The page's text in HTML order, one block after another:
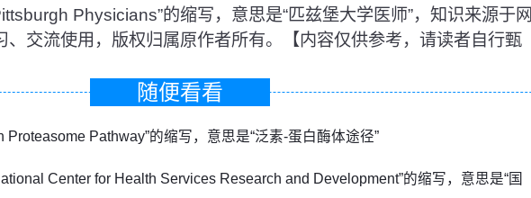
Physicians”的缩写，意思是“匹兹堡大学医师”，知识来源于网
、交流使用，版权归属原作者所有。【内容仅供参考，请读者自行甄
随便看看
Proteasome Pathway”的缩写，意思是“泛素-蛋白酶体途径”
Center for Health Services Research and Development”的缩写，意思是“国